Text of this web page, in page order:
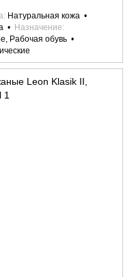
Натуральная кожа
Назначение
Рабочая обувь